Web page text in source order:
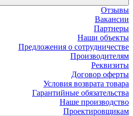
Отзывы
Вакансии
Партнеры
Наши объекты
Предложения о сотрудничестве
Производителям
Реквизиты
Договор оферты
Условия возврата товара
Гарантийные обязательства
Наше производство
Проектировщикам